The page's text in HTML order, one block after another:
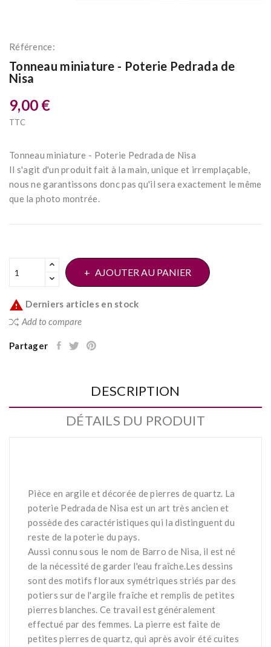
Référence:
Tonneau miniature - Poterie Pedrada de
Nisa
9,00 €
TTC
Tonneau miniature - Poterie Pedrada de Nisa
Il s'agit d'un produit fait à la main, unique et irremplaçable,
nous ne garantissons donc pas qu'il sera exactement le même
que la photo montrée.
AJOUTER AU PANIER
 Derniers articles en stock
Add to compare
Partager
DESCRIPTION
DÉTAILS DU PRODUIT
Pièce en argile et décorée de pierres de quartz. La
poterie Pedrada de Nisa est un art très ancien et
possède des caractéristiques qui la distinguent du
reste de la poterie du pays.
Aussi connu sous le nom de Barro de Nisa, il est né
de la nécessité de garder l'eau fraîche.Les dessins
sont des motifs floraux symétriques striés par des
potiers sur de l'argile fraîche et remplis de petites
pierres blanches. Ce travail est généralement
effectué par des femmes. La pierre est faite de
petites pierres de quartz, qui après avoir été cuites